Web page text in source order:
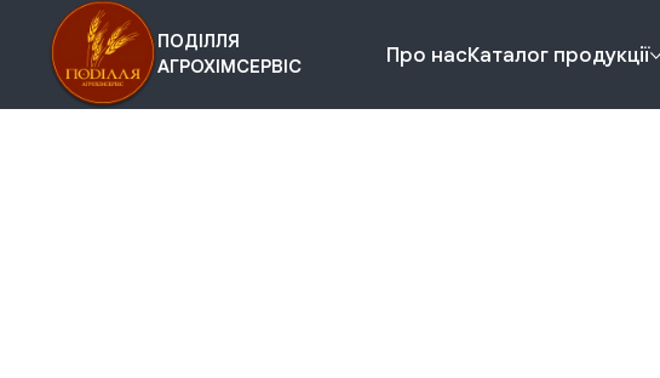
ПОДІЛЛЯ
АГРОХІМСЕРВІС
Про насКаталог продукції